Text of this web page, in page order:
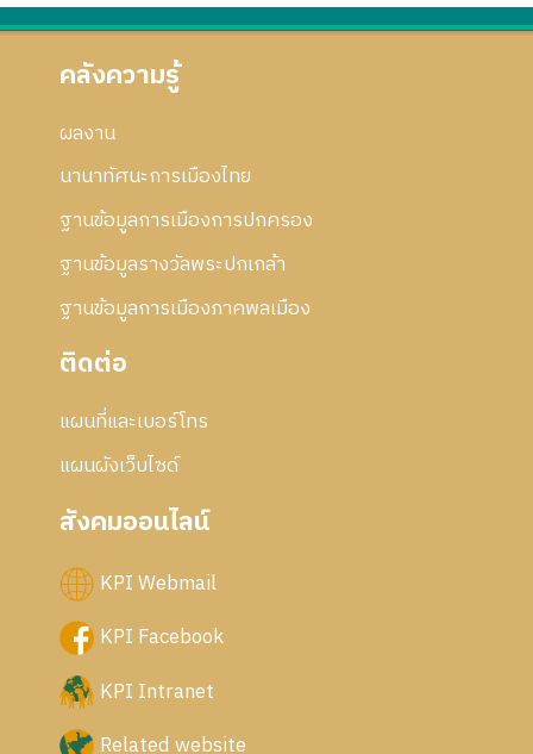
คลังความรู้
ผลงาน
นานาทัศนะการเมืองไทย
ฐานข้อมูลการเมืองการปกครอง
ฐานข้อมูลรางวัลพระปกเกล้า
ฐานข้อมูลการเมืองภาคพลเมือง
ติดต่อ
แผนที่และเบอร์โทร
แผนผังเว็บไซด์
สังคมออนไลน์
KPI Webmail
KPI Facebook
KPI Intranet
Related website